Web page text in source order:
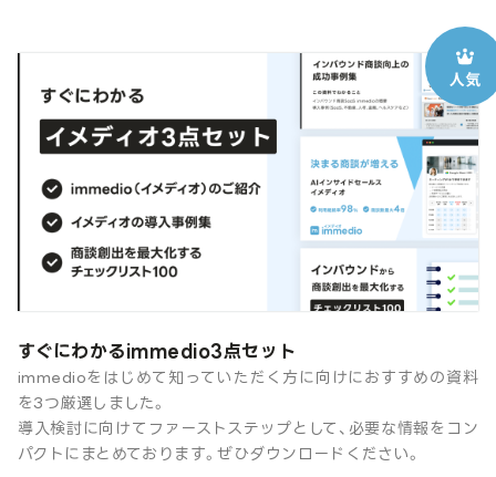
すぐにわかるimmedio3点セット
immedioをはじめて知っていただく方に向けにおすすめの資料
を3つ厳選しました。
導入検討に向けてファーストステップとして、必要な情報をコン
パクトにまとめております。ぜひダウンロードください。